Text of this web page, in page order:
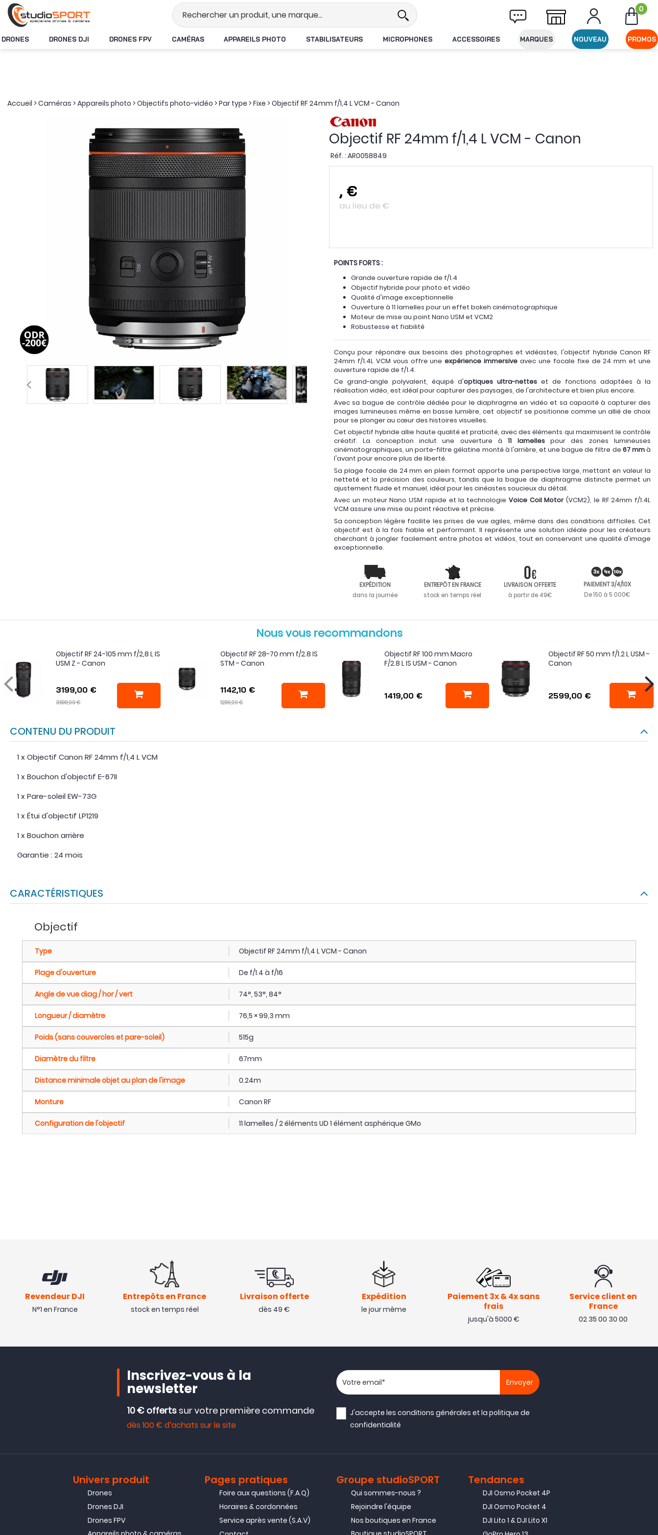
Stock en temps réel Livraison offerte dès 49€ d'achat 0
DRONES DRONES DJI DRONES FPV CAMÉRAS APPAREILS PHOTO STABILISATEURS MICROPHONES ACCESSOIRES MARQUES NOUVEAU PROMOS
Accueil >Caméras >Appareils photo >Objectifs photo-vidéo >Par type >Fixe >Objectif RF 24mm f/1,4 L VCM - Canon
Objectif RF 24mm f/1,4 L VCM - Canon
Réf. : AR0058849
, €
au lieu de €
POINTS FORTS :
Grande ouverture rapide de f/1.4
Objectif hybride pour photo et vidéo
Qualité d'image exceptionnelle
Ouverture à 11 lamelles pour un effet bokeh cinématographique
Moteur de mise au point Nano USM et VCM2
Robustesse et fiabilité
Conçu pour répondre aux besoins des photographes et vidéastes, l'objectif hybride Canon RF
24mm f/1.4L VCM vous offre uneexpérience immersive avec une focale fixe de 24 mm et une
ouverture rapide de f/1.4.
Ce grand-angle polyvalent, équipé d'optiques ultra-nettes et de fonctions adaptées à la
réalisation vidéo, est idéal pour capturer des paysages, de l'architecture et bien plus encore.
Avec sa bague de contrôle dédiée pour le diaphragme en vidéo et sa capacité à capturer des
images lumineuses même en basse lumière, cet objectif se positionne comme un allié de choix
pour se plonger au cœur des histoires visuelles.
Cet objectif hybride allie haute qualité et praticité, avec des éléments qui maximisent le contrôle
créatif. La conception inclut une ouverture à 11 lamellespour des zones lumineuses
cinématographiques, un porte-filtre gélatine monté à l'arrière, et une bague de filtre de 67 mmà
l'avant pour encore plus de liberté.
Sa plage focale de 24 mm en plein format apporte une perspective large, mettant en valeur la
netteté et la précision des couleurs, tandis que la bague de diaphragme distincte permet un
ajustement fluide et manuel, idéal pour les cinéastes soucieux du détail.
Avec un moteur Nano USM rapide et la technologie Voice Coil Motor(VCM2), le RF 24mm f/1.4L
VCM assure une mise au point réactive et précise.
Sa conception légère facilite les prises de vue agiles, même dans des conditions difficiles. Cet
objectif est à la fois fiable et performant. Il représente une solution idéale pour les créateurs
cherchant à jongler facilement entre photos et vidéos, tout en conservant une qualité d'image
exceptionnelle.
EXPÉDITION
dans la journée
ENTREPÔT EN FRANCE
stock en temps réel
LIVRAISON OFFERTE
à partir de 49€
PAIEMENT 3/4/10X
De 150 à 5 000€
Nous vous recommandons
Objectif RF 24-105 mm f/2,8 L IS
USM Z - Canon
3199,00 €
3599,00 €
Objectif RF 28-70 mm f/2.8 IS
STM - Canon
1142,10 €
1299,00 €
Objectif RF 100 mm Macro
F/2.8 L IS USM - Canon
1419,00 €
Objectif RF 50 mm f/1.2 L USM -
Canon
2599,00 €
CONTENU DU PRODUIT
1 x Objectif Canon RF 24mm f/1,4 L VCM
1 x Bouchon d'objectif E-67II
1 x Pare-soleil EW-73G
1 x Étui d'objectif LP1219
1 x Bouchon arrière
Garantie : 24 mois
CARACTÉRISTIQUES
Objectif
Type Objectif RF 24mm f/1,4 L VCM - Canon
Plage d'ouverture De f/1.4 à f/16
Angle de vue diag / hor / vert 74°, 53°, 84°
Longueur / diamètre 76,5 × 99,3 mm
Poids (sans couvercles et pare-soleil) 515g
Diamètre du filtre 67mm
Distance minimale objet au plan de l'image 0.24m
Monture Canon RF
Configuration de l'objectif 11 lamelles / 2 éléments UD 1 élément asphérique GMo
Revendeur DJI
N°1 en France
Entrepôts en France
stock en temps réel
Livraison offerte
dès 49 €
Expédition
le jour même
Paiement 3x & 4x sans
frais
jusqu'à 5000 €
Service client en
France
02 35 00 30 00
Inscrivez-vous à la
newsletter
10 € offerts sur votre première commande
dès 100 € d’achats sur le site
Votre adresse email
J'accepte lesconditions générales et lapolitique de
confidentialité
Univers produit
Drones
Drones DJI
Drones FPV
Pages pratiques
Foire aux questions (F.A.Q)
Horaires & cordonnées
Service après vente (S.A.V)
Groupe studioSPORT
Qui sommes-nous ?
Rejoindre l'équipe
Nos boutiques en France
Tendances
DJI Osmo Pocket 4P
DJI Osmo Pocket 4
DJI Lito 1 & DJI Lito X1